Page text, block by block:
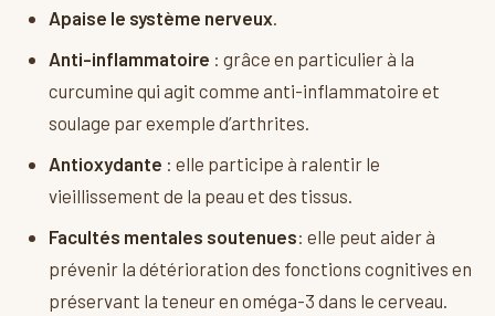
Apaise le système nerveux
Anti-inflammatoire : grâce en particulier à la
curcumine qui agit comme anti-inflammatoire et
soulage par exemple d’arthrites.
Antioxydante : elle participe à ralentir le
vieillissement de la peau et des tissus.
Facultés mentales soutenues: elle peut aider à
prévenir la détérioration des fonctions cognitives en
préservant la teneur en oméga-3 dans le cerveau.